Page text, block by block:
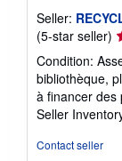
Seller:
(5-star seller)
5
5
Condition:
bibliothèque,
à financer des
Seller
Contact seller